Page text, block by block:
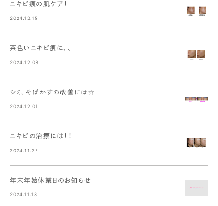
ニキビ痕の肌ケア！
2024.12.15
茶色いニキビ痕に、、
2024.12.08
シミ、そばかすの改善には☆
2024.12.01
ニキビの治療には！！
2024.11.22
年末年始休業日のお知らせ
2024.11.18